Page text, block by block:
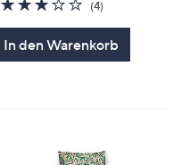
von
(4)
In den Warenkorb